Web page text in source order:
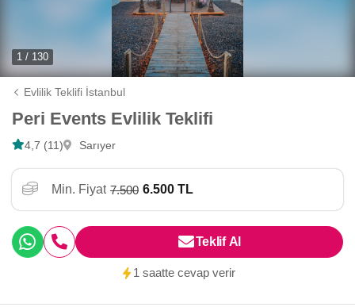
1 / 130
Evlilik Teklifi İstanbul
Peri Events Evlilik Teklifi
4,7 (11) Sarıyer
Min. Fiyat 7.500 6.500 TL
Teklif Al
1 saatte cevap verir